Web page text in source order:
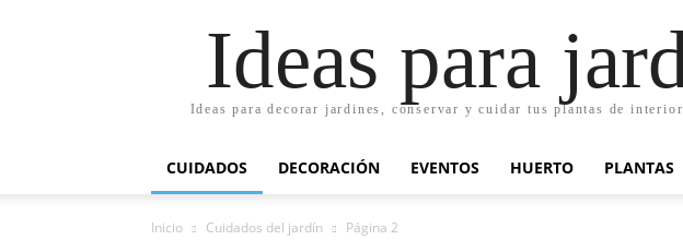
Ideas para
Ideas para decorar jardines, conservar y cuidar tus plantas de
CUIDADOS DECORACIÓN EVENTOS HUERTO PLANTAS
Inicio Cuidados del jardín Página 2